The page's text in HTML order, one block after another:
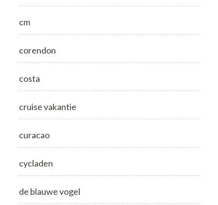
cm
corendon
costa
cruise vakantie
curacao
cycladen
de blauwe vogel